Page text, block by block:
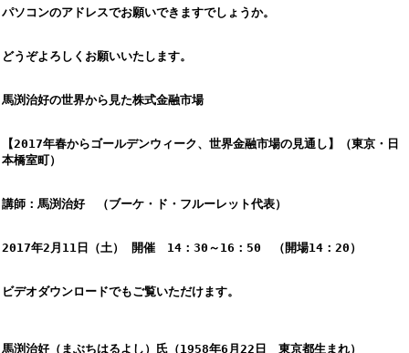
パソコンのアドレスでお願いできますでしょうか。
どうぞよろしくお願いいたします。
馬渕治好の世界から見た株式金融市場
【2017年春からゴールデンウィーク、世界金融市場の見通し】（東京・日
本橋室町）
講師：馬渕治好　（ブーケ・ド・フルーレット代表）
2017年2月11日（土） 開催　14：30～16：50　（開場14：20）
ビデオダウンロードでもご覧いただけます。
馬渕治好（まぶちはるよし）氏（1958年6月22日　東京都生まれ）